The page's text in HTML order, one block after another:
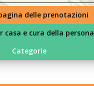
delle prenotazioni
casa e cura della persona
Categorie